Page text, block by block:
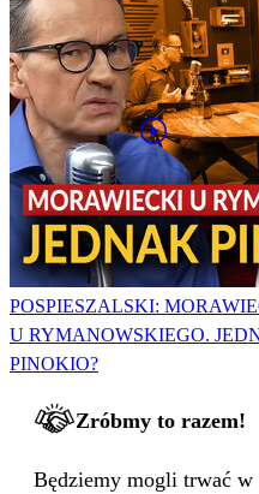
POSPIESZALSKI:
U RYMANOWSKIEGO.
PINOKIO?
Zróbmy to razem!
Będziemy mogli trwać w